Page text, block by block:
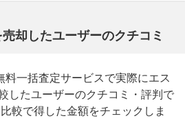
却したユーザーのクチコミ
料一括査定サービスで実際にエス
したユーザーのクチコミ・評判で
較で得した金額をチェックしま